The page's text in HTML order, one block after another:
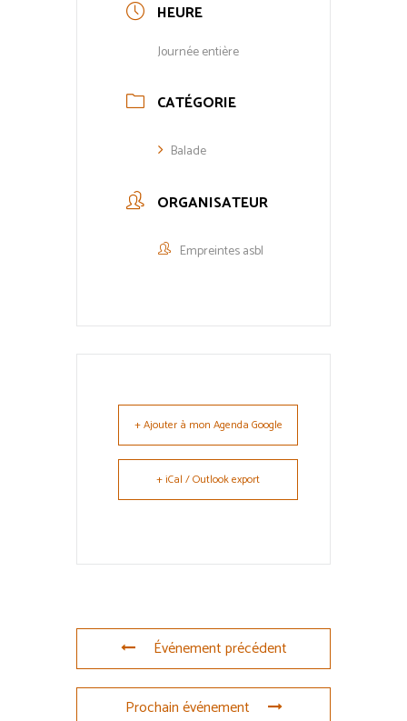
HEURE
Journée entière
CATÉGORIE
Balade
ORGANISATEUR
Empreintes asbl
+ Ajouter à mon Agenda Google
+ iCal / Outlook export
Événement précédent
Prochain événement